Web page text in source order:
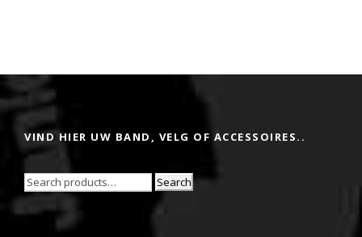
VIND HIER UW BAND, VELG OF ACCESSOIRES..
Search